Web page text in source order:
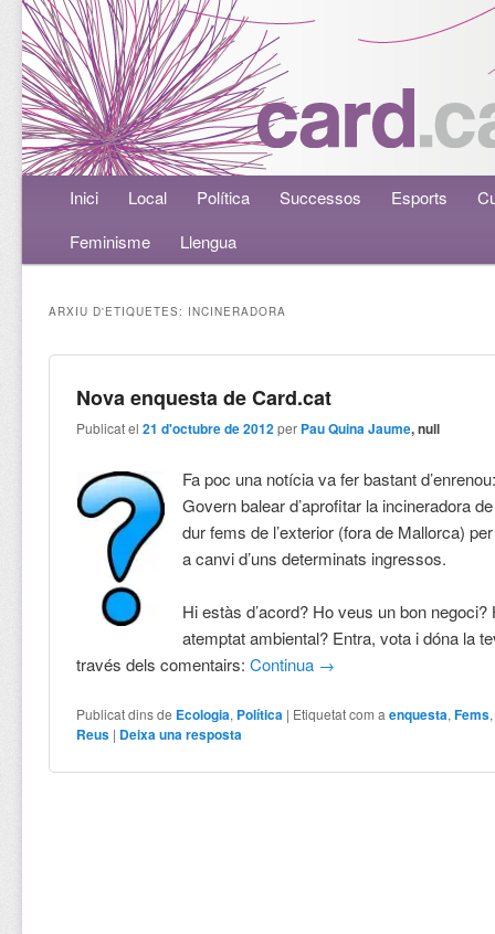
Menú principalAneu al contingut principal
Aneu al contingut secundari
Inici Local Política Successos Esports
Feminisme
Llengua
ARXIU D'ETIQUETES: INCINERADORA
Nova enquesta de Card.cat
Publicat el21 d'octubre de 2012 per Pau Quina Jaume, null
Fa poc una notícia va fer bastant
Govern balear d’aprofitar la incineradora
dur fems de l’exterior (fora de Mallorca)
a canvi d’uns determinats ingressos.
Hi estàs d’acord? Ho veus un bon
atemptat ambiental? Entra, vota i dóna la
través dels comentairs:Continua →
Publicat dins de Ecologia, Política | Etiquetat com a enquesta,Fems
Reus | Deixa una resposta